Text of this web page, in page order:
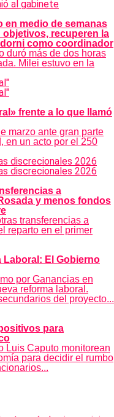
en medio de semanas
recuperen la
como coordinador
duró más de dos horas
Milei estuvo en la
frente a lo que llamó
marzo ante gran parte
en un acto por el 250
a
y menos fondos
transferencias a
reparto en el primer
Laboral: El Gobierno
por Ganancias en
reforma laboral.
del proyecto...
para
Luis Caputo monitorean
para decidir el rumbo